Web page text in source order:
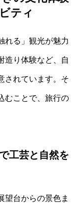
ティ
れる」観光が魅力
造り体験など、自
されています。そ
むことで、旅行の
工芸と自然を
望台からの景色ま